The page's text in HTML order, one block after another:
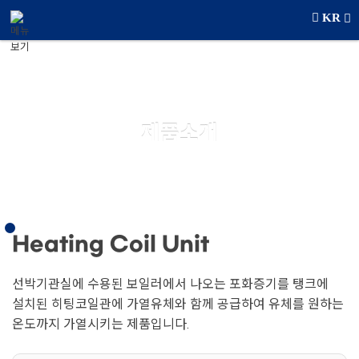
KR
제품소개
Heating Coil Unit
선박기관실에 수용된 보일러에서 나오는 포화증기를 탱크에
설치된 히팅코일관에 가열유체와 함께 공급하여 유체를 원하는
온도까지 가열시키는 제품입니다.